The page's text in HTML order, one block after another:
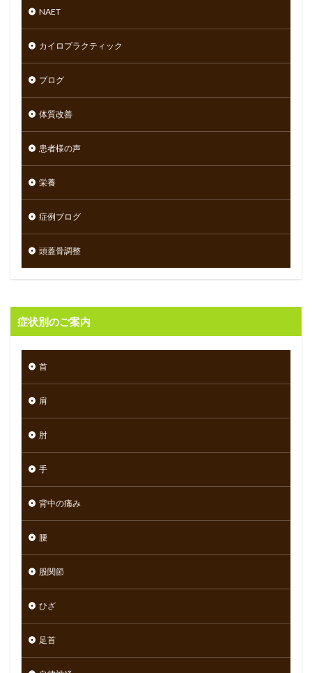
NAET
カイロプラクティック
ブログ
体質改善
患者様の声
栄養
症例ブログ
頭蓋骨調整
症状別のご案内
首
肩
肘
手
背中の痛み
腰
股関節
ひざ
足首